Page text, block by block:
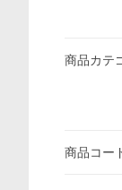
商品カテ
商品コー